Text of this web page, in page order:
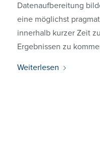
Datenaufbereitung
eine möglichst
innerhalb kurzer Zeit
Ergebnissen zu
Weiterlesen